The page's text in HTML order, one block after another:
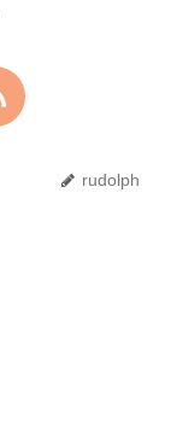
rudolph